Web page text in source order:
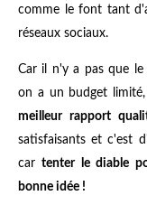
comme le font tant
réseaux sociaux.
Car il n'y a pas que
on a un budget
meilleur rapport
satisfaisants et c'est
cartenter le diable
bonne idée !